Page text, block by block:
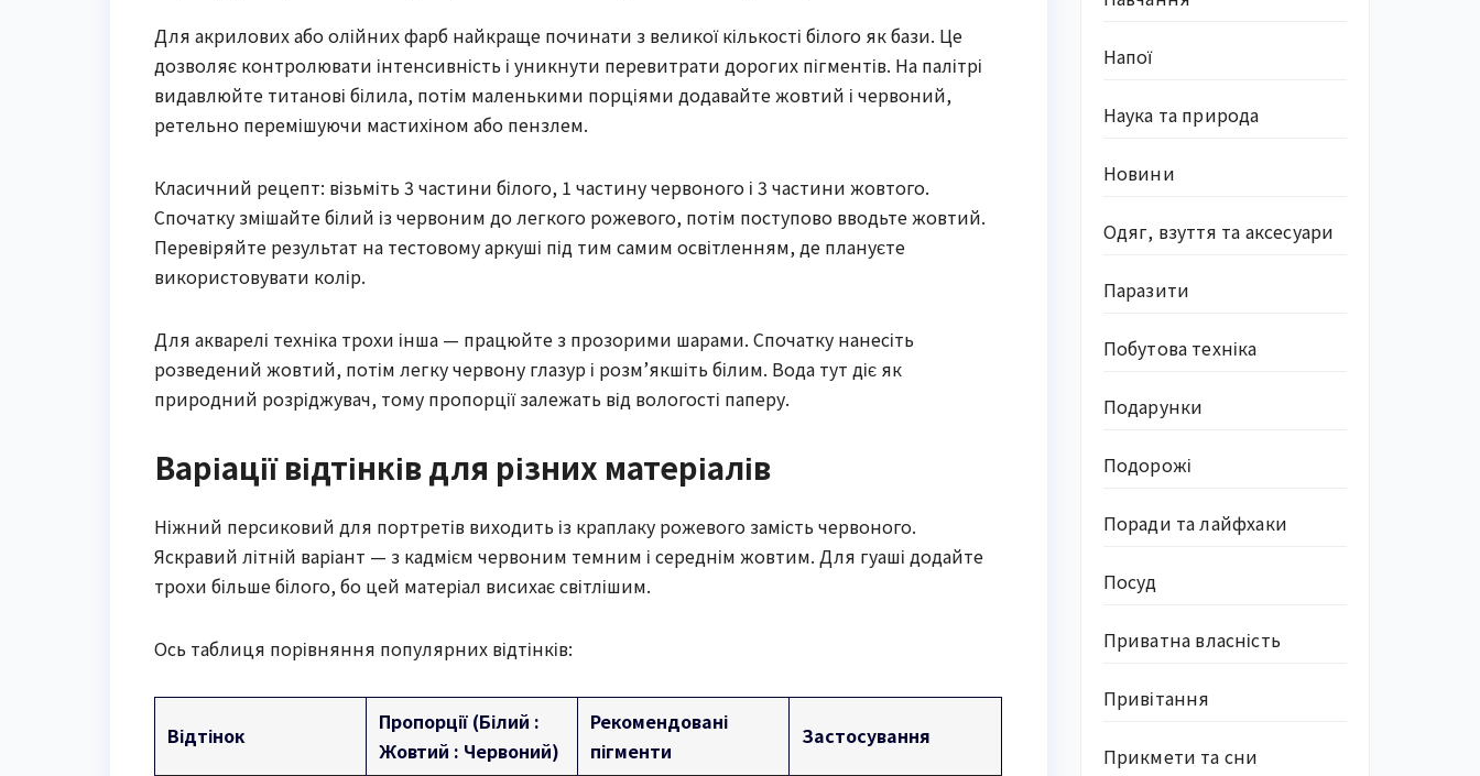
Для акрилових або олійних фарб найкраще починати з великої кількості білого як бази. Це
дозволяє контролювати інтенсивність і уникнути перевитрати дорогих пігментів. На палітрі
видавлюйте титанові білила, потім маленькими порціями додавайте жовтий і червоний,
ретельно перемішуючи мастихіном або пензлем.
Класичний рецепт: візьміть 3 частини білого, 1 частину червоного і 3 частини жовтого.
Спочатку змішайте білий із червоним до легкого рожевого, потім поступово вводьте жовтий.
Перевіряйте результат на тестовому аркуші під тим самим освітленням, де плануєте
використовувати колір.
Для акварелі техніка трохи інша — працюйте з прозорими шарами. Спочатку нанесіть
розведений жовтий, потім легку червону глазур і розм’якшіть білим. Вода тут діє як
природний розріджувач, тому пропорції залежать від вологості паперу.
Варіації відтінків для різних матеріалів
Ніжний персиковий для портретів виходить із краплаку рожевого замість червоного.
Яскравий літній варіант — з кадмієм червоним темним і середнім жовтим. Для гуаші додайте
трохи більше білого, бо цей матеріал висихає світлішим.
Ось таблиця порівняння популярних відтінків:
Відтінок
Пропорції (Білий :
Жовтий : Червоний)
Рекомендовані
пігменти
Застосування
Напої
Наука та природа
Новини
Одяг, взуття та аксесуари
Паразити
Побутова техніка
Подарунки
Подорожі
Поради та лайфхаки
Посуд
Приватна власність
Привітання
Прикмети та сни